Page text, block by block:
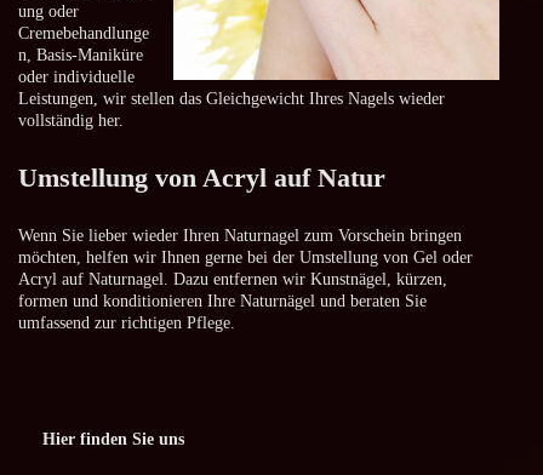
ung oder
Cremebehandlunge
n, Basis-Maniküre
oder individuelle
Leistungen, wir stellen das Gleichgewicht Ihres Nagels wieder
vollständig her.
Umstellung von Acryl auf Natur
Wenn Sie lieber wieder Ihren Naturnagel zum Vorschein bringen
möchten, helfen wir Ihnen gerne bei der Umstellung von Gel oder
Acryl auf Naturnagel. Dazu entfernen wir Kunstnägel, kürzen,
formen und konditionieren Ihre Naturnägel und beraten Sie
umfassend zur richtigen Pflege.
Hier finden Sie uns